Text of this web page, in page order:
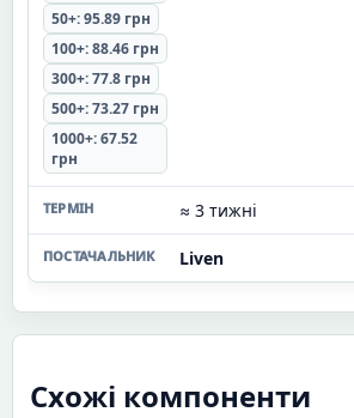
50+: 95.89 грн
100+: 88.46 грн
300+: 77.8 грн
500+: 73.27 грн
1000+: 67.52
грн
≈ 3 тижні
Liven
Схожі компоненти